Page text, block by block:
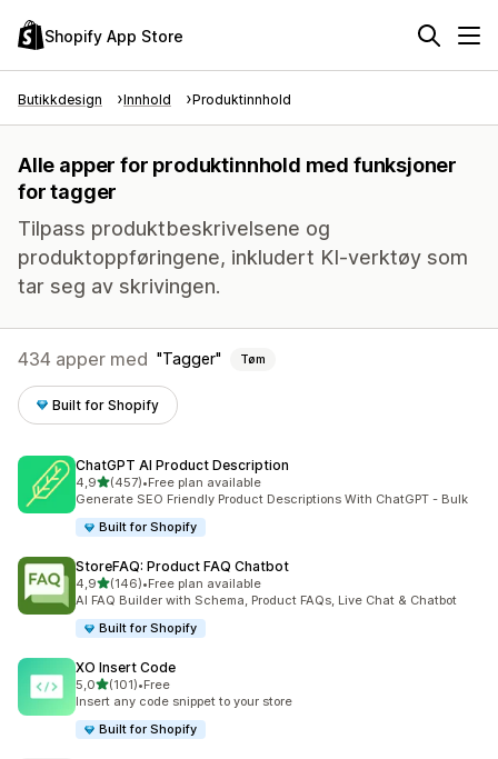
Shopify App Store
Butikkdesign Innhold Produktinnhold
Alle apper for produktinnhold med funksjoner
for tagger
Tilpass produktbeskrivelsene og
produktoppføringene, inkludert KI-verktøy som
tar seg av skrivingen.
434 apper med Tagger Tøm
Built for Shopify
ChatGPT AI Product Description
4,9av 5 stjerner
(457)
Totalt 457 omtaler
•Free plan available
Generate SEO Friendly Product Descriptions With ChatGPT - Bulk
Built for Shopify
StoreFAQ: Product FAQ Chatbot
4,9av 5 stjerner
(146)
Totalt 146 omtaler
•Free plan available
AI FAQ Builder with Schema, Product FAQs, Live Chat & Chatbot
Built for Shopify
XO Insert Code
5,0av 5 stjerner
(101)
Totalt 101 omtaler
•Free
Insert any code snippet to your store
Built for Shopify